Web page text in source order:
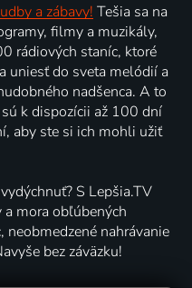
a zábavy! Tešia sa na
filmy a muzikály,
rádiových staníc, ktoré
uniesť do sveta melódií a
nadšenca. A to
k dispozícii až 100 dní
aby ste si ich mohli užiť
S Lepšia.TV
mora obľúbených
nahrávanie
bez záväzku!